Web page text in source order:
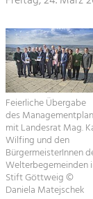
Projekte
Kirchen am
Suche
Impressum
Kontakt
Land-
Kunst
Handwerk,
Feierliche Übergabe
des
mit Landesrat Mag.
Wilfing und den
BürgermeisterInnen
Welterbegemeinden
Stift Göttweig ©
Daniela Matejschek